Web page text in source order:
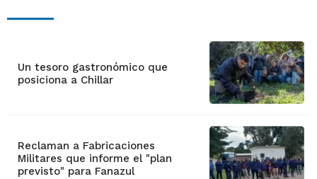
Un tesoro gastronómico que
posiciona a Chillar
Reclaman a Fabricaciones
Militares que informe el "plan
previsto" para Fanazul